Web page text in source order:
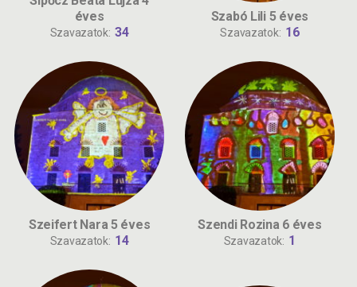
éves
Szavazatok:34
Szabó Lili 5 éves
Szavazatok: 16
Szeifert Nara 5 éves
Szavazatok: 14
Szendi Rozina 6 éves
Szavazatok: 1